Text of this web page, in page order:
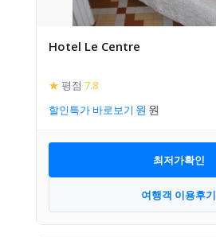
Hotel Le Centre
★ 평점 7.8
할인특가 바로보기
최저가확인
여행객 이용후기